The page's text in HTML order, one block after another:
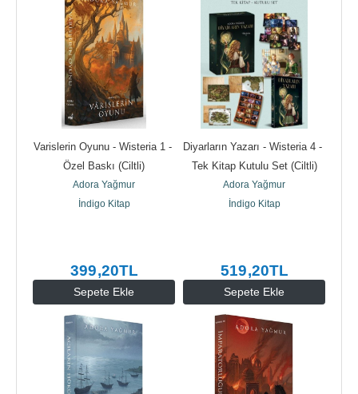
Sepete Ekle
Varislerin Oyunu - Wisteria 1 -
Özel Baskı (Ciltli)
Adora Yağmur
İndigo Kitap
399,20TL
Sepete Ekle
Diyarların Yazarı - Wisteria 4 -
Tek Kitap Kutulu Set (Ciltli)
Adora Yağmur
İndigo Kitap
519,20TL